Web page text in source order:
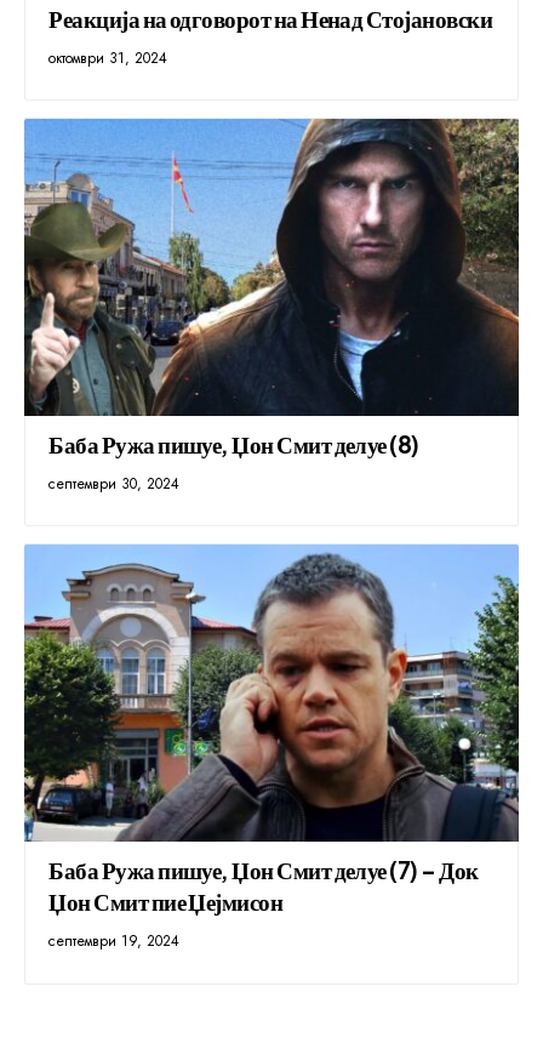
Реакција на одговорот на Ненад Стојановски
октомври 31, 2024
Баба Ружа пишуе, Џон Смит делуе (8)
септември 30, 2024
Баба Ружа пишуе, Џон Смит делуе (7) – Док
Џон Смит пие Џејмисон
септември 19, 2024